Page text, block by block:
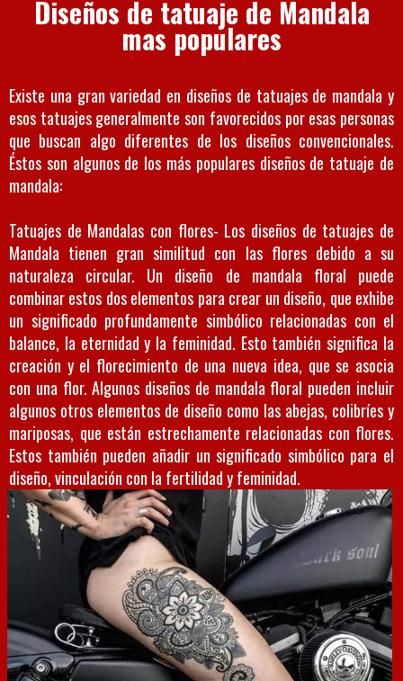
Diseños de tatuaje de Mandala
mas populares
Existe una gran variedad en diseños de tatuajes de mandala y
esos tatuajes generalmente son favorecidos por esas personas
que buscan algo diferentes de los diseños convencionales.
Éstos son algunos de los más populares diseños de tatuaje de
mandala:
Tatuajes de Mandalas con flores- Los diseños de tatuajes de
Mandala tienen gran similitud con las flores debido a su
naturaleza circular. Un diseño de mandala floral puede
combinar estos dos elementos para crear un diseño, que exhibe
un significado profundamente simbólico relacionadas con el
balance, la eternidad y la feminidad. Esto también significa la
creación y el florecimiento de una nueva idea, que se asocia
con una flor. Algunos diseños de mandala floral pueden incluir
algunos otros elementos de diseño como las abejas, colibríes y
mariposas, que están estrechamente relacionadas con flores.
Estos también pueden añadir un significado simbólico para el
diseño, vinculación con la fertilidad y feminidad.